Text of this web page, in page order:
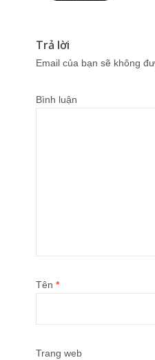
Trả lời
Email của bạn sẽ không
Bình luận
Tên *
Trang web